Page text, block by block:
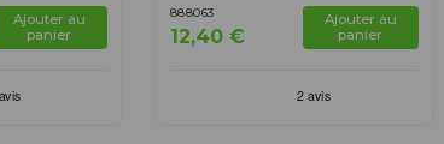
Ajouter au
panier
888063
12,40 €
Ajouter au
panier